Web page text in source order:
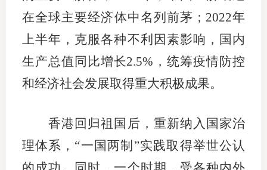
在全球主要经济体中名列前茅；2022年
上半年，克服各种不利因素影响，国内
生产总值同比增长2.5%，统筹疫情防控
和经济社会发展取得重大积极成果。
香港回归祖国后，重新纳入国家治
理体系，“一国两制”实践取得举世公认